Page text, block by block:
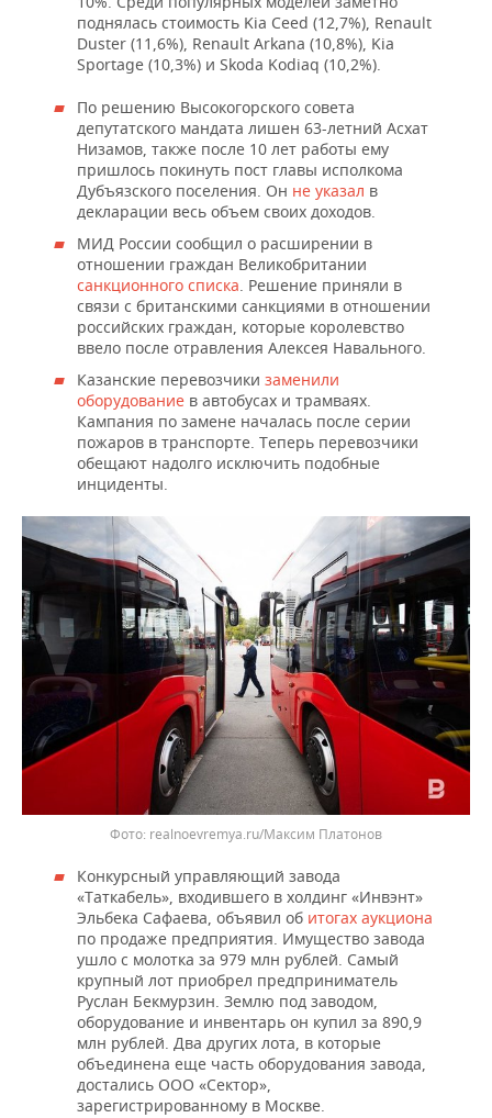
ФИГУРНОЕ КАТАНИЕ
ВОДНЫЕ ВИДЫ СПОРТА
ХОККЕЙ С МЯЧОМ
МЕДИЦИНА
ОБРАЗОВАНИЕ
ПРОИСШЕСТВИЯ
поднялась стоимость Kia Ceed (12,7%), Renault
Duster (11,6%), Renault Arkana (10,8%), Kia
Sportage (10,3%) и Skoda Kodiaq (10,2%).
По решению Высокогорского совета
депутатского мандата лишен 63-летний Асхат
Низамов, также после 10 лет работы ему
пришлось покинуть пост главы исполкома
Дубъязского поселения. Он не указал в
декларации весь объем своих доходов.
МИД России сообщил о расширении в
отношении граждан Великобритании
санкционного списка. Решение приняли в
связи с британскими санкциями в отношении
российских граждан, которые королевство
ввело после отравления Алексея Навального.
Казанские перевозчики заменили
оборудование в автобусах и трамваях.
Кампания по замене началась после серии
пожаров в транспорте. Теперь перевозчики
обещают надолго исключить подобные
инциденты.
realnoevremya.ru/Максим Платонов
Конкурсный управляющий завода
«Таткабель», входившего в холдинг «Инвэнт»
Эльбека Сафаева, объявил об итогах аукциона
по продаже предприятия. Имущество завода
ушло с молотка за 979 млн рублей. Самый
крупный лот приобрел предприниматель
Руслан Бекмурзин. Землю под заводом,
оборудование и инвентарь он купил за 890,9
млн рублей. Два других лота, в которые
объединена еще часть оборудования завода,
достались ООО «Сектор»,
зарегистрированному в Москве.